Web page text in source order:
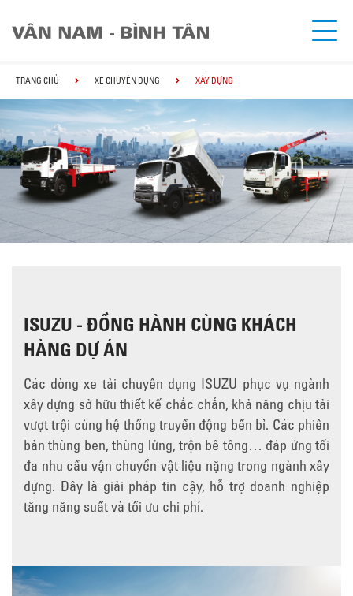
TRANG CHỦ XE CHUYÊN DỤNG XÂY DỰNG
ISUZU - ĐỒNG HÀNH CÙNG KHÁCH
HÀNG DỰ ÁN
Các dòng xe tải chuyên dụng ISUZU phục vụ ngành
xây dựng sở hữu thiết kế chắc chắn, khả năng chịu tải
vượt trội cùng hệ thống truyền động bền bỉ. Các phiên
bản thùng ben, thùng lửng, trộn bê tông… đáp ứng tối
đa nhu cầu vận chuyển vật liệu nặng trong ngành xây
dựng. Đây là giải pháp tin cậy, hỗ trợ doanh nghiệp
tăng năng suất và tối ưu chi phí.